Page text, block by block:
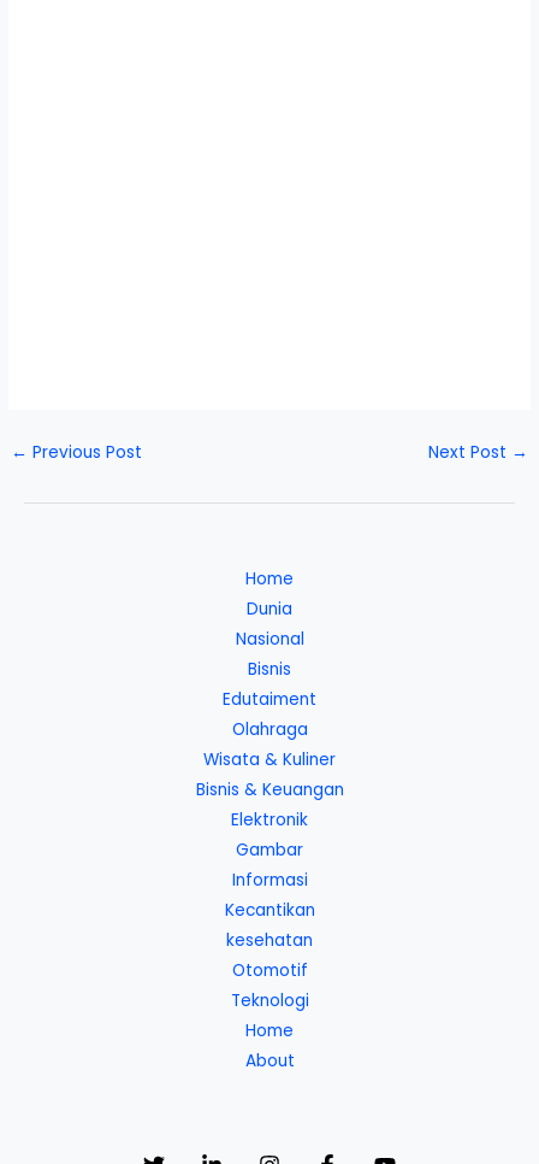
← Previous Post Next Post →
Home
Dunia
Nasional
Bisnis
Edutaiment
Olahraga
Wisata & Kuliner
Bisnis & Keuangan
Elektronik
Gambar
Informasi
Kecantikan
kesehatan
Otomotif
Teknologi
Home
About